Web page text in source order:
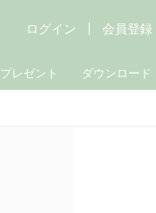
プレゼント ダウンロード
ログイン 会員登録